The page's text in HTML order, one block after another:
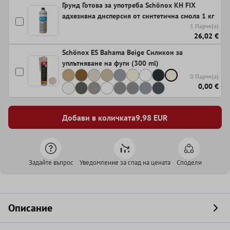
Грунд Готова за употреба Schönox KH FIX
адхезивна дисперсия от синтетична смола 1 кг
1 Парче(а)
26,02 €
Schönox ES Bahama Beige Силикон за
уплътняване на фуги (300 ml)
0 Парче(а)
0,00 €
Добави в количката9,98 EUR
Задайте въпрос Уведомление за спад на цената Сподели
Описание